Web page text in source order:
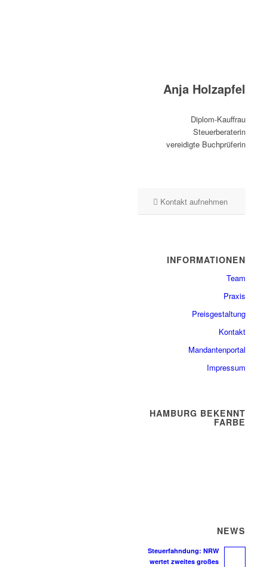
Anja Holzapfel
Diplom-Kauffrau
Steuerberaterin
vereidigte Buchprüferin
Kontakt aufnehmen
INFORMATIONEN
Team
Praxis
Preisgestaltung
Kontakt
Mandantenportal
Impressum
HAMBURG BEKENNT
FARBE
NEWS
Steuerfahndung: NRW
wertet zweites großes